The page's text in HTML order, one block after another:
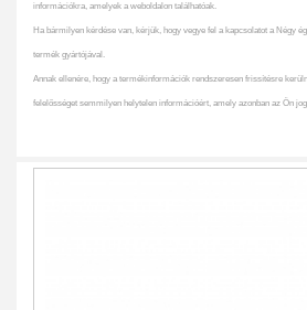
információkra, amelyek a weboldalon találhatóak.
Ha bármilyen kérdése van, kérjük, hogy vegye fel a kapcsolatot a Négy
termék gyártójával.
Annak ellenére, hogy a termékinformációk rendszeresen frissítésre
felelősséget semmilyen helytelen információért, amely azonban az Ön